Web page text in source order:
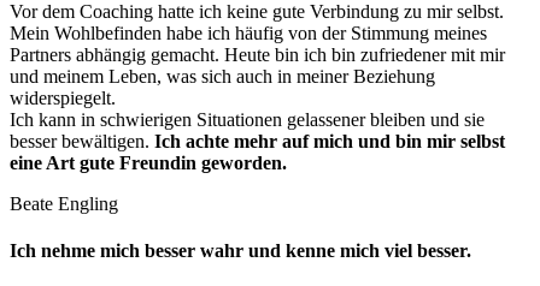
Vor dem Coaching hatte ich keine gute Verbindung zu mir selbst.
Mein Wohlbefinden habe ich häufig von der Stimmung meines
Partners abhängig gemacht. Heute bin ich bin zufriedener mit mir
und meinem Leben, was sich auch in meiner Beziehung
widerspiegelt.
Ich kann in schwierigen Situationen gelassener bleiben und sie
besser bewältigen. Ich achte mehr auf mich und bin mir selbst
eine Art gute Freundin geworden.
Beate Engling
Ich nehme mich besser wahr und kenne mich viel besser.